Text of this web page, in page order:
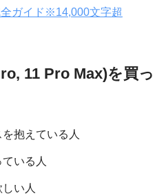
ガイド※14,000文字超
11 Pro Max)を買っ
抱えている人
いる人
い人